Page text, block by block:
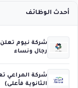
أحدث الوظائف
رجال ونساء
شركة المراعي
الثانوية فأعلى)